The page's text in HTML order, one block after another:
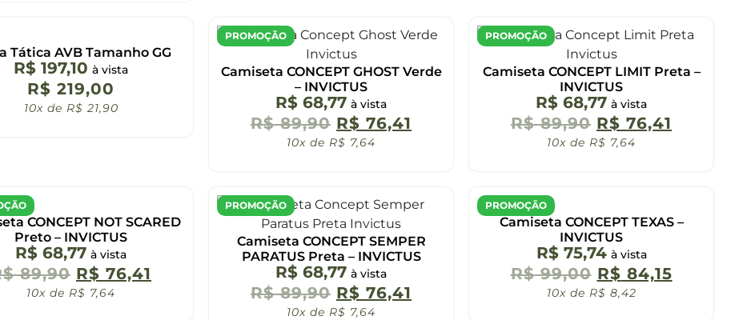
Tática AVB Tamanho GG
R$ 197,10 à vista
R$ 219,00
10x de R$ 21,90
PROMOÇÃO
Camiseta CONCEPT GHOST Verde
– INVICTUS
R$ 68,77 à vista
R$89,90 R$ 76,41
10x de R$ 7,64
PROMOÇÃO
Camiseta CONCEPT LIMIT Preta –
INVICTUS
R$ 68,77 à vista
R$89,90 R$ 76,41
10x de R$ 7,64
CONCEPT NOT SCARED
Preto – INVICTUS
R$ 68,77 à vista
89,90 R$ 76,41
10x de R$ 7,64
PROMOÇÃO
Camiseta CONCEPT SEMPER
PARATUS Preta – INVICTUS
R$ 68,77 à vista
R$89,90 R$ 76,41
10x de R$ 7,64
PROMOÇÃO
Camiseta CONCEPT TEXAS –
INVICTUS
R$75,74 à vista
R$99,00 R$ 84,15
10x de R$ 8,42